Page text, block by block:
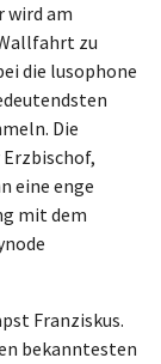
wird am
zu
die lusophone
Die
eine enge
mit dem
Franziskus.
bekanntesten